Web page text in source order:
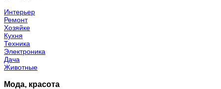
Интерьер
Ремонт
Хозяйке
Кухня
Техника
Электроника
Дача
Животные
Мода, красота